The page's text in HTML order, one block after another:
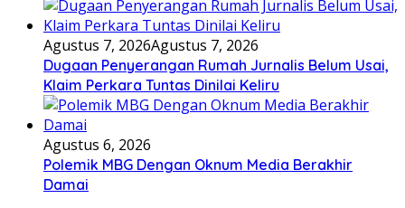
Agustus 7, 2026Agustus 7, 2026
Dugaan Penyerangan Rumah Jurnalis Belum Usai,
Klaim Perkara Tuntas Dinilai Keliru
Agustus 6, 2026
Polemik MBG Dengan Oknum Media Berakhir
Damai